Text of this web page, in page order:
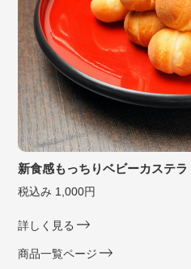
新食感もっちりベビーカステラ
税込み 1,000円
詳しく見る
商品一覧ページ